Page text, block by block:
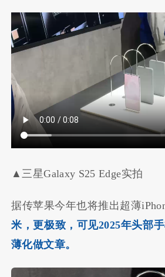
▲三星Galaxy S25 Edge实拍
据传苹果今年也将推出超薄
米，更极致，可见2025年头部
薄化做文章。